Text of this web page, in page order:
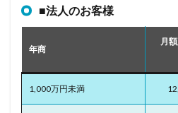
■法人のお客様
年商
月
1,000万円未満